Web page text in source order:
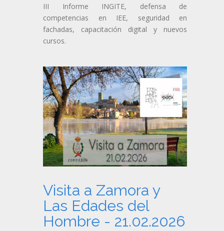
III Informe INGITE, defensa de
competencias en IEE, seguridad en
fachadas, capacitación digital y nuevos
cursos.
Visita a Zamora y
Las Edades del
Hombre - 21.02.2026